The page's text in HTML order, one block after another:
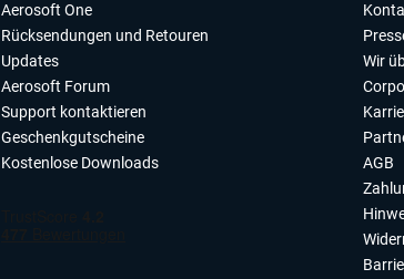
Aerosoft One
Rücksendungen und Retouren
Updates
Aerosoft Forum
Support kontaktieren
Geschenkgutscheine
Kostenlose Downloads
Wir
AGB